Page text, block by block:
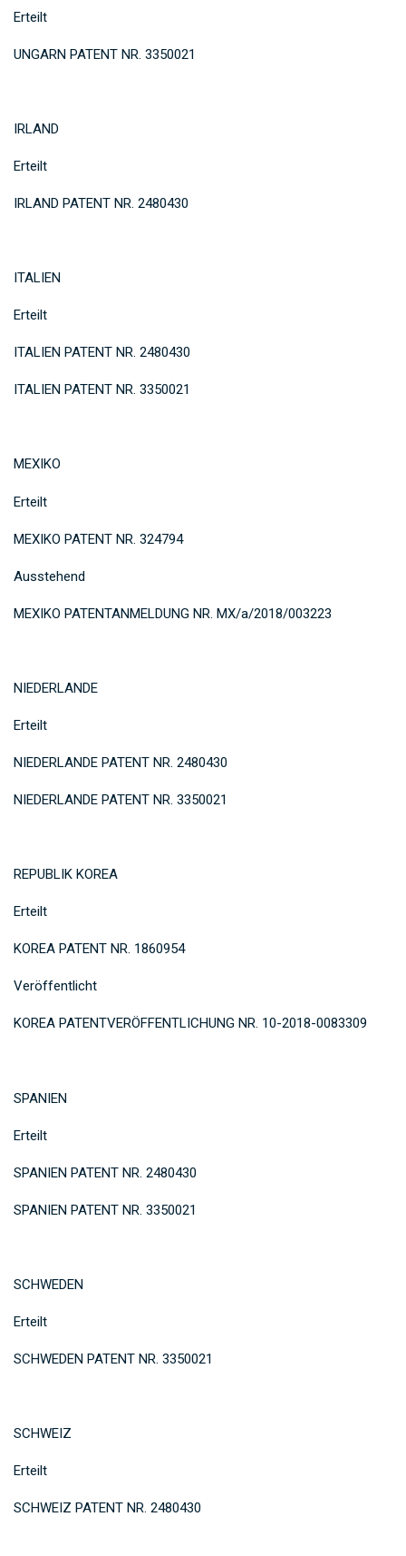
Erteilt
UNGARN PATENT NR. 3350021
IRLAND
Erteilt
IRLAND PATENT NR. 2480430
ITALIEN
Erteilt
ITALIEN PATENT NR. 2480430
ITALIEN PATENT NR. 3350021
MEXIKO
Erteilt
MEXIKO PATENT NR. 324794
Ausstehend
MEXIKO PATENTANMELDUNG NR. MX/a/2018/003223
NIEDERLANDE
Erteilt
NIEDERLANDE PATENT NR. 2480430
NIEDERLANDE PATENT NR. 3350021
REPUBLIK KOREA
Erteilt
KOREA PATENT NR. 1860954
Veröffentlicht
KOREA PATENTVERÖFFENTLICHUNG NR. 10-2018-0083309
SPANIEN
Erteilt
SPANIEN PATENT NR. 2480430
SPANIEN PATENT NR. 3350021
SCHWEDEN
Erteilt
SCHWEDEN PATENT NR. 3350021
SCHWEIZ
Erteilt
SCHWEIZ PATENT NR. 2480430